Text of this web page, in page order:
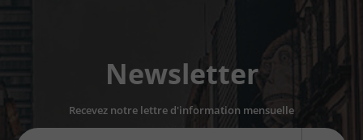
Newsletter
Recevez notre lettre d'information mensuelle